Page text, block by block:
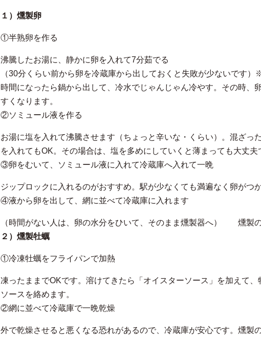
１）燻製卵
①半熟卵を作る
沸騰したお湯に、静かに卵を入れて7分茹でる
（30分くらい前から卵を冷蔵庫から出しておくと失敗が少ないです
時間になったら鍋から出して、冷水でじゃんじゃん冷やす。その時、
すくなります。
②ソミュール液を作る
お湯に塩を入れて沸騰させます（ちょっと辛いな・くらい）。混ざっ
を入れてもOK。その場合は、塩を多めにしていくと薄まっても大丈夫
③卵をむいて、ソミュール液に入れて冷蔵庫へ入れて一晩
ジップロックに入れるのがおすすめ。駅が少なくても満遍なく卵がつ
④液から卵を出して、網に並べて冷蔵庫に入れます
（時間がない人は、卵の水分をひいて、そのまま燻製器へ） 燻製
２）燻製牡蠣
①冷凍牡蠣をフライパンで加熱
凍ったままでOKです。溶けてきたら「オイスターソース」を加えて
ソースを絡めます。
②網に並べて冷蔵庫で一晩乾燥
外で乾燥させると悪くなる恐れがあるので、冷蔵庫が安心です。燻製